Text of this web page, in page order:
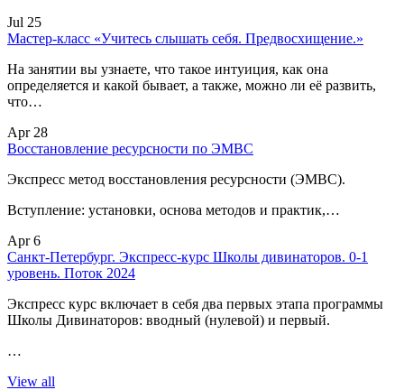
Jul 25
Мастер-класс «Учитесь слышать себя. Предвосхищение.»
На занятии вы узнаете, что такое интуиция, как она
определяется и какой бывает, а также, можно ли её развить,
что…
Apr 28
Восстановление ресурсности по ЭМВС
Экспресс метод восстановления ресурсности (ЭМВС).
Вступление: установки, основа методов и практик,…
Apr 6
Санкт-Петербург. Экспресс-курс Школы дивинаторов. 0-1
уровень. Поток 2024
Экспресс курс включает в себя два первых этапа программы
Школы Дивинаторов: вводный (нулевой) и первый.
…
View all